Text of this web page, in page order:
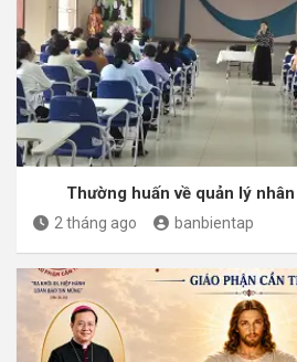
Thường huấn về quản lý
2 tháng ago banbientap